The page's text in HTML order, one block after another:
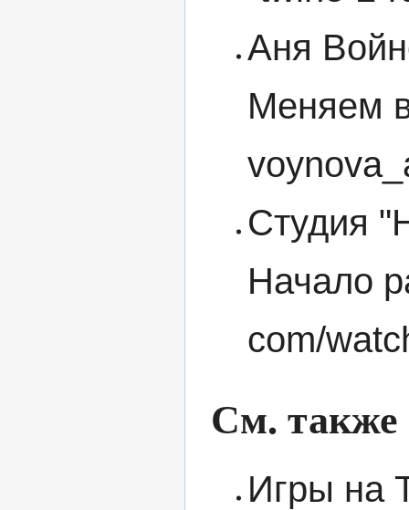
Аня
Меняем
Студия
Начало
См. также
Игры на